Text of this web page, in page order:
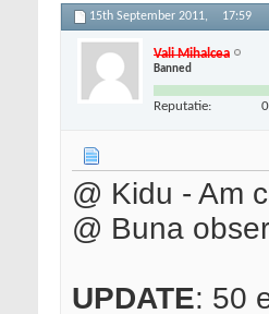
15th September 2011, 17:59
Vali Mihalcea
Banned
Reputatie: 0
@ Kidu - Am
@ Buna
UPDATE: 50